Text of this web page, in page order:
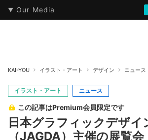
Our Media
本・文芸 情報化社会
KAI-YOU イラスト・アート デザイン ニュース
イラスト・アート ニュース
この記事はPremium会員限定です
日本グラフィックデザイ
（JAGDA）主催の展覧